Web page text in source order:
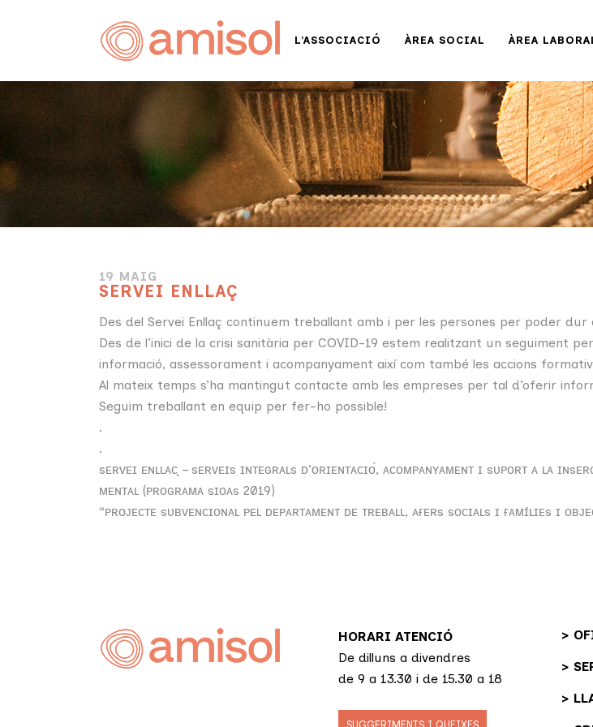
L’ASSOCIACIÓ ÀREA SOCIAL ÀREA
19 MAIG
SERVEI ENLLAÇ
Des del Servei Enllaç continuem treballant amb i per les persones per poder dur
Des de l’inici de la crisi sanitària per COVID-19 estem realitzant un seguiment
informació, assessorament i acompanyament així com també les accions
Al mateix temps s’ha mantingut contacte amb les empreses per tal d’oferir
Seguim treballant en equip per fer-ho possible!
.
.
sᴇʀᴠᴇɪ ᴇɴʟʟᴀᴄ̧ – sᴇʀᴠᴇɪs ɪɴᴛᴇɢʀᴀʟs ᴅ’ᴏʀɪᴇɴᴛᴀᴄɪᴏ́, ᴀᴄᴏᴍᴘᴀɴʏᴀᴍᴇɴᴛ ɪ sᴜᴘᴏʀᴛ ᴀ ʟᴀ
ᴍᴇɴᴛᴀʟ (ᴘʀᴏɢʀᴀᴍᴀ sɪᴏᴀs 2019)
“ᴘʀᴏᴊᴇᴄᴛᴇ sᴜʙᴠᴇɴᴄɪᴏɴᴀʟ ᴘᴇʟ ᴅᴇᴘᴀʀᴛᴀᴍᴇɴᴛ ᴅᴇ ᴛʀᴇʙᴀʟʟ, ᴀғᴇʀs sᴏᴄɪᴀʟs ɪ ғᴀᴍɪ́ʟɪᴇs ɪ
HORARI ATENCIÓ
De dilluns a divendres
de 9 a 13.30 i de 15.30 a 18
>
>
>